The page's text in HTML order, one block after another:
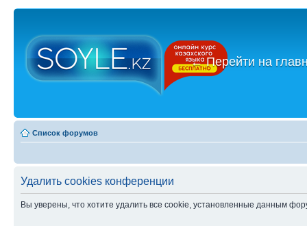
←Перейти на
Список форумов
Удалить cookies конференции
Вы уверены, что хотите удалить все cookie, установленные данным